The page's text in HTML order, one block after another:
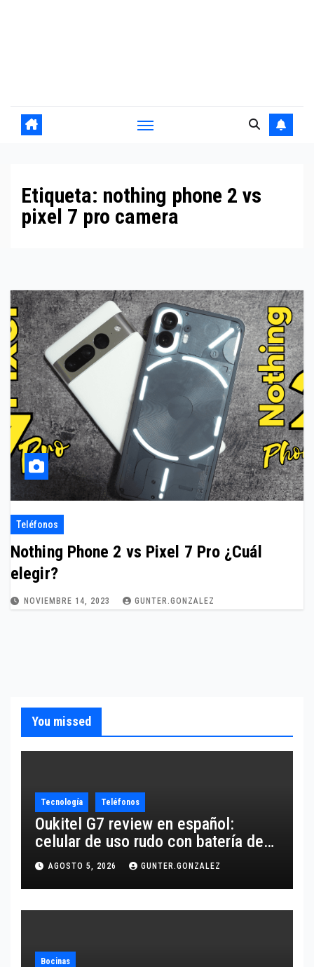
Etiqueta: nothing phone 2 vs
pixel 7 pro camera
Teléfonos
Nothing Phone 2 vs Pixel 7 Pro ¿Cuál
elegir?
NOVIEMBRE 14, 2023 GUNTER.GONZALEZ
You missed
Tecnología Teléfonos
Oukitel G7 review en español:
celular de uso rudo con batería de
10,600 mAh
AGOSTO 5, 2026 GUNTER.GONZALEZ
Bocinas